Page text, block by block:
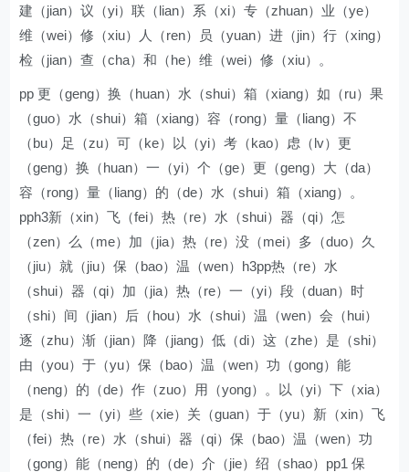
建（jian）议（yi）联（lian）系（xi）专（zhuan）业（ye）
维（wei）修（xiu）人（ren）员（yuan）进（jin）行（xing）
检（jian）查（cha）和（he）维（wei）修（xiu）。
pp 更（geng）换（huan）水（shui）箱（xiang）如（ru）果
（guo）水（shui）箱（xiang）容（rong）量（liang）不
（bu）足（zu）可（ke）以（yi）考（kao）虑（lv）更
（geng）换（huan）一（yi）个（ge）更（geng）大（da）
容（rong）量（liang）的（de）水（shui）箱（xiang）。
pph3新（xin）飞（fei）热（re）水（shui）器（qi）怎
（zen）么（me）加（jia）热（re）没（mei）多（duo）久
（jiu）就（jiu）保（bao）温（wen）h3pp热（re）水
（shui）器（qi）加（jia）热（re）一（yi）段（duan）时
（shi）间（jian）后（hou）水（shui）温（wen）会（hui）
逐（zhu）渐（jian）降（jiang）低（di）这（zhe）是（shi）
由（you）于（yu）保（bao）温（wen）功（gong）能
（neng）的（de）作（zuo）用（yong）。以（yi）下（xia）
是（shi）一（yi）些（xie）关（guan）于（yu）新（xin）飞
（fei）热（re）水（shui）器（qi）保（bao）温（wen）功
（gong）能（neng）的（de）介（jie）绍（shao）pp1 保